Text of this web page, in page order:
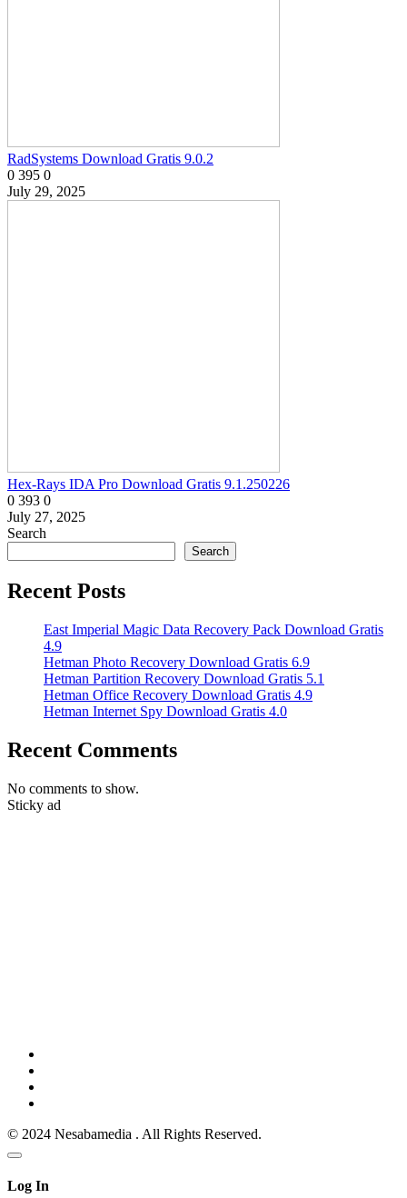
RadSystems Download Gratis 9.0.2
0 395 0
July 29, 2025
Hex-Rays IDA Pro Download Gratis 9.1.250226
0 393 0
July 27, 2025
Search
Search
Recent Posts
East Imperial Magic Data Recovery Pack Download Gratis
4.9
Hetman Photo Recovery Download Gratis 6.9
Hetman Partition Recovery Download Gratis 5.1
Hetman Office Recovery Download Gratis 4.9
Hetman Internet Spy Download Gratis 4.0
Recent Comments
No comments to show.
Sticky ad
© 2024 Nesabamedia . All Rights Reserved.
Log In